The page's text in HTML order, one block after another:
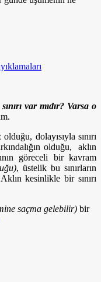
var mıdır? Varsa o
dolayısıyla sınırı
olduğu, aklın
göreceli bir kavram
, üstelik bu sınırların
kesinlikle bir sınırı
saçma gelebilir) bir